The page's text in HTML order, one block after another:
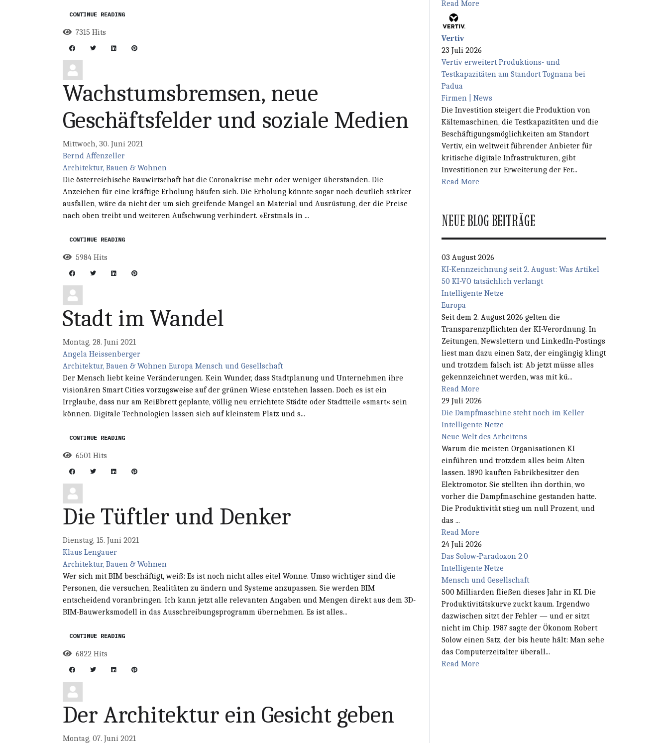
CONTINUE READING
7315 Hits
Wachstumsbremsen, neue
Geschäftsfelder und soziale Medien
Mittwoch, 30. Juni 2021
Bernd Affenzeller
Architektur, Bauen & Wohnen
Die österreichische Bauwirtschaft hat die Coronakrise mehr oder weniger überstanden. Die
Anzeichen für eine kräftige Erholung häufen sich. Die Erholung könnte sogar noch deutlich stärker
ausfallen, wäre da nicht der um sich greifende Mangel an Material und Ausrüstung, der die Preise
nach oben treibt und weiteren Aufschwung verhindert. »Erstmals in ...
CONTINUE READING
5984 Hits
Stadt im Wandel
Montag, 28. Juni 2021
Angela Heissenberger
Architektur, Bauen & Wohnen Europa Mensch und Gesellschaft
Der Mensch liebt keine Veränderungen. Kein Wunder, dass Stadtplanung und Unternehmen ihre
visionären Smart Cities vorzugsweise auf der grünen Wiese entstehen lassen. Doch es ist ein
Irrglaube, dass nur am Reißbrett geplante, völlig neu errichtete Städte oder Stadtteile »smart« sein
können. Digitale Technologien lassen sich auf kleinstem Platz und s...
CONTINUE READING
6501 Hits
Die Tüftler und Denker
Dienstag, 15. Juni 2021
Klaus Lengauer
Architektur, Bauen & Wohnen
Wer sich mit BIM beschäftigt, weiß: Es ist noch nicht alles eitel Wonne. Umso wichtiger sind die
Personen, die versuchen, Realitäten zu ändern und Systeme anzupassen. Sie werden BIM
entscheidend voranbringen. Ich kann jetzt alle relevanten Angaben und Mengen direkt aus dem 3D-
BIM-Bauwerksmodell in das Ausschreibungsprogramm übernehmen. Es ist alles...
CONTINUE READING
6822 Hits
Der Architektur ein Gesicht geben
Montag, 07. Juni 2021
Read More
Vertiv
23 Juli 2026
Vertiv erweitert Produktions- und
Testkapazitäten am Standort Tognana bei
Padua
Firmen | News
Die Investition steigert die Produktion von
Kältemaschinen, die Testkapazitäten und die
Beschäftigungsmöglichkeiten am Standort
Vertiv, ein weltweit führender Anbieter für
kritische digitale Infrastrukturen, gibt
Investitionen zur Erweiterung der Fer...
Read More
NEUE BLOG BEITRÄGE
03 August 2026
KI-Kennzeichnung seit 2. August: Was Artikel
50 KI-VO tatsächlich verlangt
Intelligente Netze
Europa
Seit dem 2. August 2026 gelten die
Transparenzpflichten der KI-Verordnung. In
Zeitungen, Newslettern und LinkedIn-Postings
liest man dazu einen Satz, der eingängig klingt
und trotzdem falsch ist: Ab jetzt müsse alles
gekennzeichnet werden, was mit kü...
Read More
29 Juli 2026
Die Dampfmaschine steht noch im Keller
Intelligente Netze
Neue Welt des Arbeitens
Warum die meisten Organisationen KI
einführen und trotzdem alles beim Alten
lassen. 1890 kauften Fabrikbesitzer den
Elektromotor. Sie stellten ihn dorthin, wo
vorher die Dampfmaschine gestanden hatte.
Die Produktivität stieg um null Prozent, und
das ...
Read More
24 Juli 2026
Das Solow-Paradoxon 2.0
Intelligente Netze
Mensch und Gesellschaft
500 Milliarden fließen dieses Jahr in KI. Die
Produktivitätskurve zuckt kaum. Irgendwo
dazwischen sitzt der Fehler — und er sitzt
nicht im Chip. 1987 sagte der Ökonom Robert
Solow einen Satz, der bis heute hält: Man sehe
das Computerzeitalter überall...
Read More